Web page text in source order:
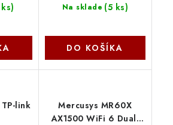
) Na sklade (5 ks)
DO KOŠÍKA
link
Mercusys MR60X
AX1500 WiFi 6 Dual-